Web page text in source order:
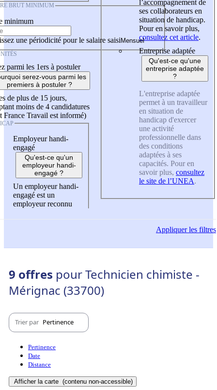
BRUT MINIMUM
minimum
une périodicité pour le salaire saisi
parmi les 1ers à postuler
serez-vous parmi les
premiers à postuler ?
de plus de 15 jours,
moins de 4 candidatures
France Travail est informé)
Employeur handi-
engagé
Qu'est-ce qu'un
employeur handi-
engagé ?
Un employeur handi-
engagé est un
employeur reconnu
l’accompagnement de
ses collaborateurs en
situation de handicap.
Pour en savoir plus,
consultez cet article.
Entreprise adaptée
Qu'est-ce qu'une
entreprise adaptée
?
L'entreprise adaptée
permet à un travailleur
en situation de
handicap d'exercer
une activité
professionnelle dans
des conditions
adaptées à ses
capacités. Pour en
savoir plus, consultez
le site de l’UNEA.
Appliquerles filtres
9 offres pour Technicien chimiste -
Mérignac (33700)
Trier par Pertinence
Pertinence
Date
Distance
Afficher la carte (contenu non-accessible)